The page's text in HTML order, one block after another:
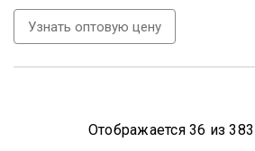
Узнать оптовую цену
Отображается 36 из383